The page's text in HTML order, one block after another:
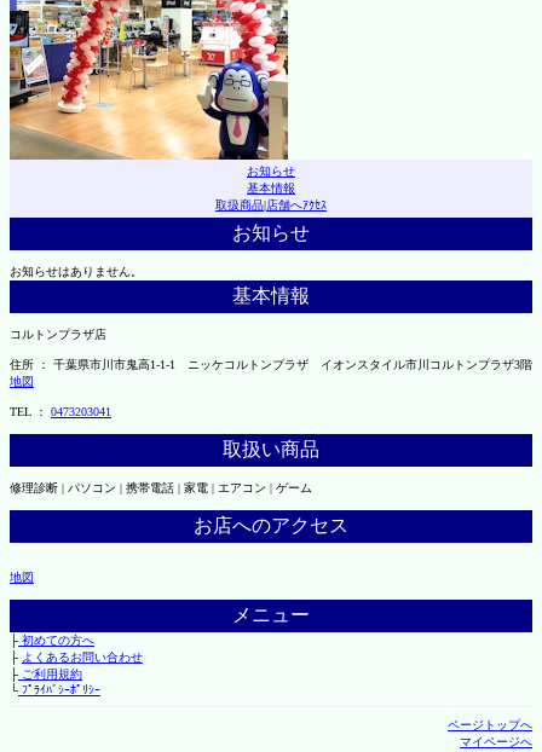
お知らせ
基本情報
取扱商品|店舗へｱｸｾｽ
お知らせ
お知らせはありません。
基本情報
コルトンプラザ店
住所 ： 千葉県市川市鬼高1-1-1 ニッケコルトンプラザ イオンスタイル市川コルトンプラザ3階
地図
TEL ： 0473203041
取扱い商品
修理診断 | パソコン | 携帯電話 | 家電 | エアコン | ゲーム
お店へのアクセス
地図
メニュー
├初めての方へ
├ よくあるお問い合わせ
├ご利用規約
└ﾌﾟﾗｲﾊﾞｼｰﾎﾟﾘｼｰ
ページトップへ
マイページへ